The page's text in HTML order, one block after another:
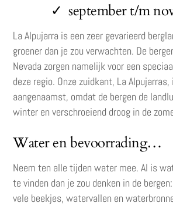
✓ september t/m
La Alpujarra is een zeer gevarieerd
groener dan je zou verwachten. De
Nevada zorgen namelijk voor een
deze regio. Onze zuidkant, La
aangenaamst, omdat de bergen de
winter en verschroeiend droog in de
Water en bevoorrading…
Neem ten alle tijden water mee. Al is
te vinden dan je zou denken in de
vele beekjes, watervallen en